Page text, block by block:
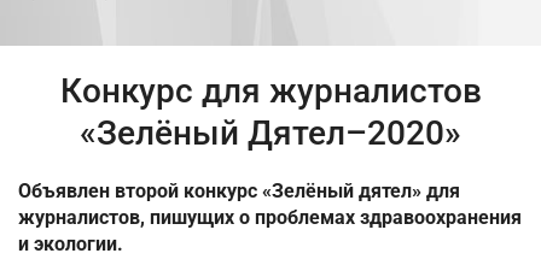
Конкурс для журналистов
«Зелёный Дятел–2020»
Объявлен второй конкурс «Зелёный дятел» для
журналистов, пишущих о проблемах здравоохранения
и экологии.